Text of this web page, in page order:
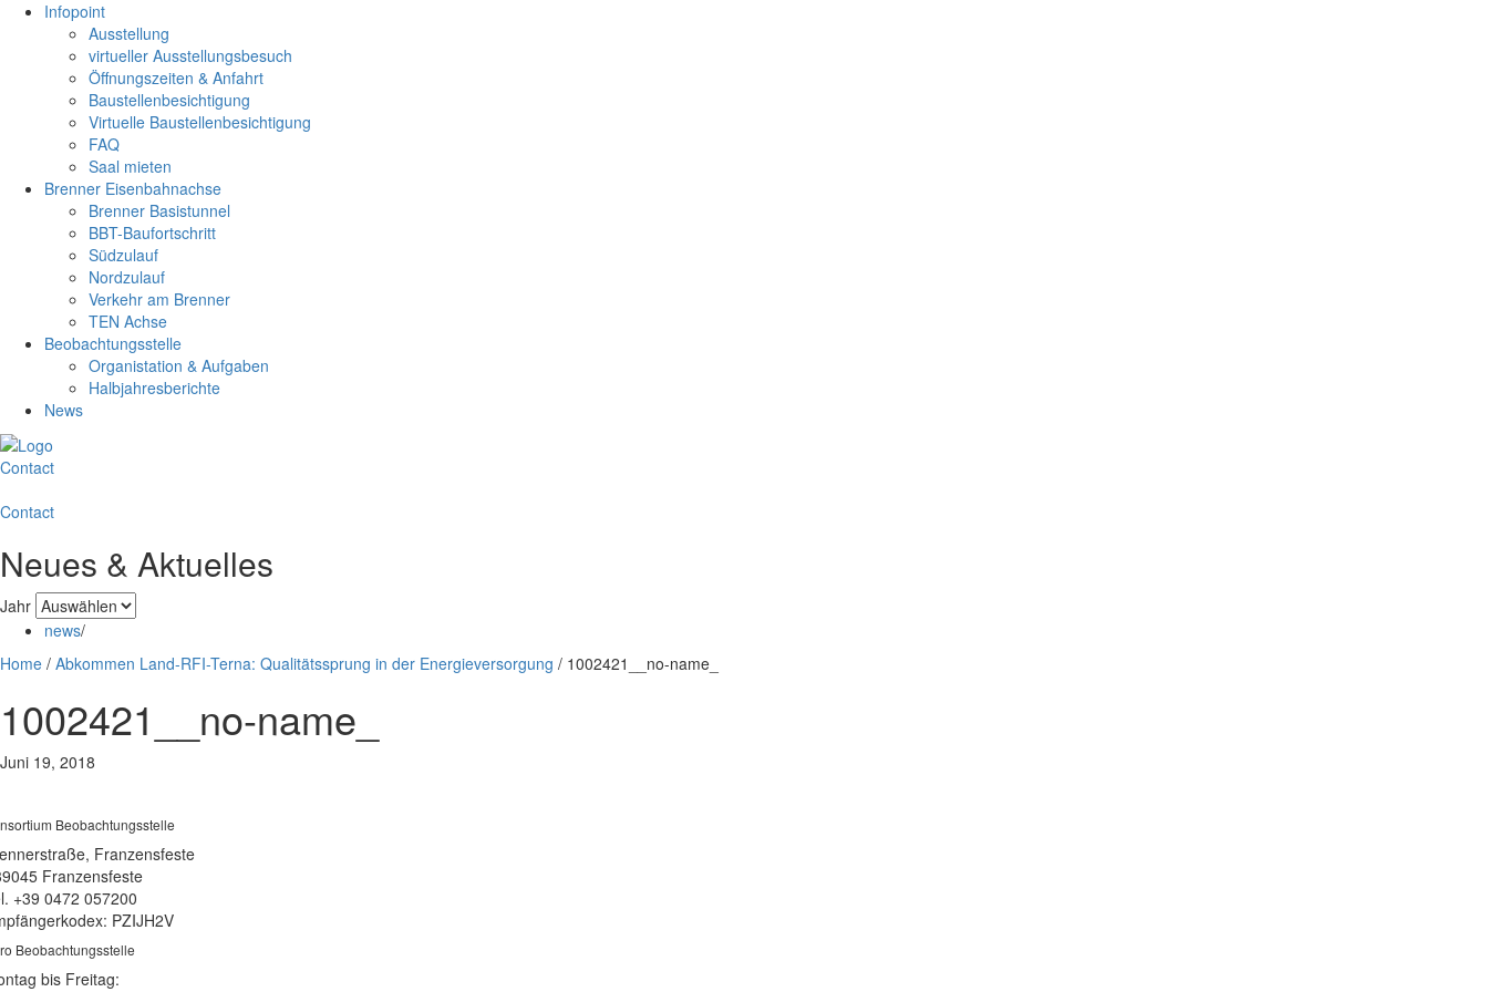
Infopoint
Ausstellung
virtueller Ausstellungsbesuch
Öffnungszeiten & Anfahrt
Baustellenbesichtigung
Virtuelle Baustellenbesichtigung
FAQ
Saal mieten
Brenner Eisenbahnachse
Brenner Basistunnel
BBT-Baufortschritt
Südzulauf
Nordzulauf
Verkehr am Brenner
TEN Achse
Beobachtungsstelle
Organistation & Aufgaben
Halbjahresberichte
News
Contact
Contact
Neues & Aktuelles
Jahr
news/
Home / Abkommen Land-RFI-Terna: Qualitätssprung in der Energieversorgung / 1002421__no-name_
1002421__no-name_
Juni 19, 2018
Beobachtungsstelle
Franzensfeste
Franzensfeste
+39 0472 057200
PZIJH2V
Beobachtungsstelle
bis Freitag: